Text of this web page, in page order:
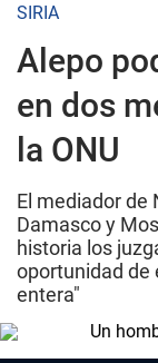
SIRIA
Alepo
en dos
la ONU
El mediador de
Damasco y
historia los
oportunidad de
entera"